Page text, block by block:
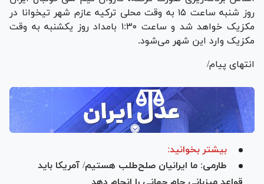
روز شنبه ساعت ۱۵ به وقت محلی ترکیه عازم شهر تیخوانا در
مکزیک خواهد شد و ساعت ۱:۳۰ بامداد روز یکشنبه به وقت
مکزیک وارد این شهر می‌شود.
انتهای پیام/
بیشتر بخوانید:
طارمی: ما ایرانیان صلح‌طلب هستیم/ آمریکا باید